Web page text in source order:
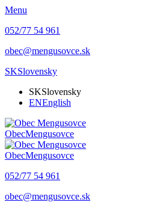
Menu
052/77 54 961
obec@mengusovce.sk
SKSlovensky
SKSlovensky
ENEnglish
ObecMengusovce
ObecMengusovce
052/77 54 961
obec@mengusovce.sk